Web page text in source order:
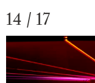
14 / 17